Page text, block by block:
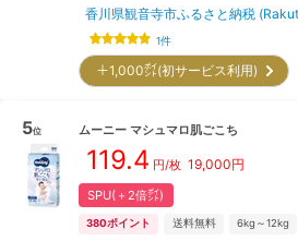
香川県観音寺市ふるさと納税
1件
＋1,000㌽(初サービス利用)
5位 ムーニー マシュマロ肌ごこち
119.4 円/枚 19,000円
SPU(＋2倍㌽)
380ポイント 送料無料 6kg～12kg